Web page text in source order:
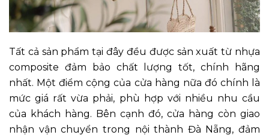
Tất cả sản phẩm tại đây đều được sản xuất từ nhựa
composite đảm bảo chất lượng tốt, chính hãng
nhất. Một điểm cộng của cửa hàng nữa đó chính là
mức giá rất vừa phải, phù hợp với nhiều nhu cầu
của khách hàng. Bên cạnh đó, cửa hàng còn giao
nhận vận chuyển trong nội thành Đà Nẵng, đảm